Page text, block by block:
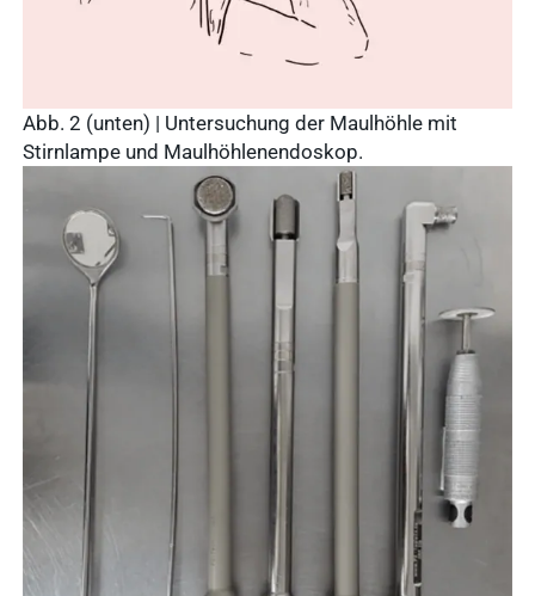
Abb. 2 (unten) | Untersuchung der Maulhöhle mit
Stirnlampe und Maulhöhlenendoskop.